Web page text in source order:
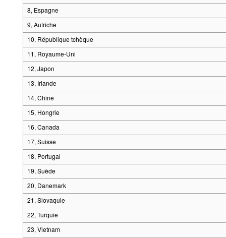
8, Espagne
9, Autriche
10, République tchèque
11, Royaume-Uni
12, Japon
13, Irlande
14, Chine
15, Hongrie
16, Canada
17, Suisse
18, Portugal
19, Suède
20, Danemark
21, Slovaquie
22, Turquie
23, Vietnam